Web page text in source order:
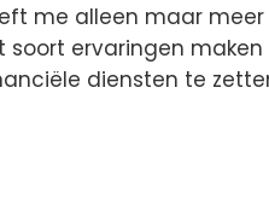
me alleen maar meer
soort ervaringen maken
diensten te